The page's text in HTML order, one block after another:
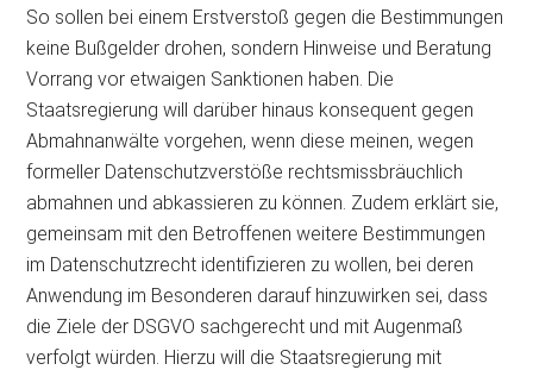
So sollen bei einem Erstverstoß gegen die Bestimmungen
keine Bußgelder drohen, sondern Hinweise und Beratung
Vorrang vor etwaigen Sanktionen haben. Die
Staatsregierung will darüber hinaus konsequent gegen
Abmahnanwälte vorgehen, wenn diese meinen, wegen
formeller Datenschutzverstöße rechtsmissbräuchlich
abmahnen und abkassieren zu können. Zudem erklärt sie,
gemeinsam mit den Betroffenen weitere Bestimmungen
im Datenschutzrecht identifizieren zu wollen, bei deren
Anwendung im Besonderen darauf hinzuwirken sei, dass
die Ziele der DSGVO sachgerecht und mit Augenmaß
verfolgt würden. Hierzu will die Staatsregierung mit